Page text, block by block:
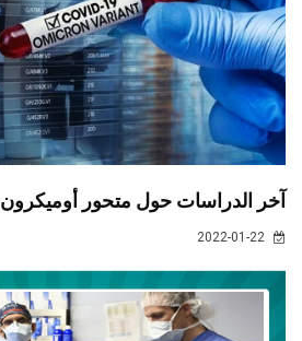
آخر الدراسات حول متحور أوميكرون